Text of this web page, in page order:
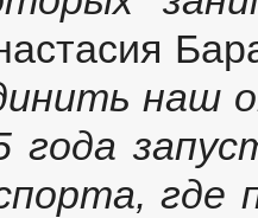
наш
года
где